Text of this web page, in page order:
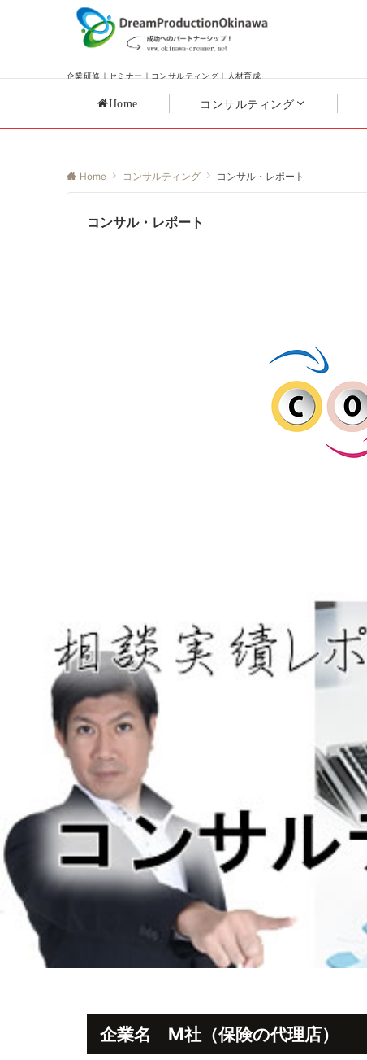
企業研修｜セミナー｜コンサルティング｜人材育成
Home コンサルティング
Home コンサルティング コンサル・レポート
コンサル・レポート
企業名 M社（保険の代理店）